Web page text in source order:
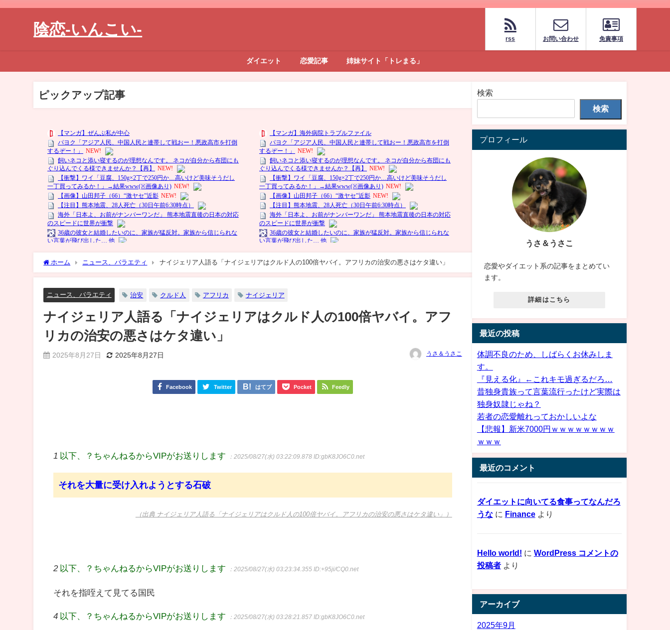
陰恋-いんこい-
rss お問い合わせ 免責事項
ダイエット 恋愛記事 姉妹サイト「トレまる」
ピックアップ記事
ホーム ニュース、バラエティ ナイジェリア人語る「ナイジェリアはクルド人の100倍ヤバイ。アフリカの治安の悪さはケタ違い」
ニュース、バラエティ 治安 クルド人 アフリカ ナイジェリア
ナイジェリア人語る「ナイジェリアはクルド人の100倍ヤバイ。アフ
リカの治安の悪さはケタ違い」
2025年8月27日 2025年8月27日 うさ＆うさこ
Facebook Twitter はてブ Pocket Feedly
1 以下、？ちゃんねるからVIPがお送りします ：2025/08/27(水) 03:22:09.878ID:gbK8JO6C0.net
それを大量に受け入れようとする石破
（出典 ナイジェリア人語る「ナイジェリアはクルド人の100倍ヤバイ。アフリカの治安の悪さはケタ違い」）
2 以下、？ちゃんねるからVIPがお送りします ：2025/08/27(水) 03:23:34.355ID:+95ji/CQ0.net
それを指咥えて見てる国民
4 以下、？ちゃんねるからVIPがお送りします ：2025/08/27(水) 03:28:21.857ID:gbK8JO6C0.net
検索
検索
プロフィール
うさ＆うさこ
恋愛やダイエット系の記事をまとめてい
ます。
詳細はこちら
最近の投稿
体調不良のため、しばらくお休みしま
す。
『見える化』←これキモ過ぎるだろ…
昔独身貴族って言葉流行ったけど実際は
独身奴隷じゃね？
若者の恋愛離れっておかしいよな
【悲報】新米7000円ｗｗｗｗｗｗｗｗ
ｗｗｗ
最近のコメント
ダイエットに向いてる食事ってなんだろ
うなに Financeより
Hello world! に WordPress コメントの
投稿者より
アーカイブ
2025年9月